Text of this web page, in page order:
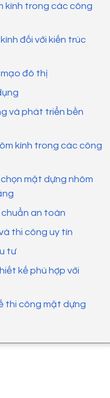
kính trong các công
đối với kiến trúc
đô thị
và phát triển bền
kính trong các công
chọn mặt dựng nhôm
chuẩn an toàn
thi công uy tín
tư
kế phù hợp với
thi công mặt dựng